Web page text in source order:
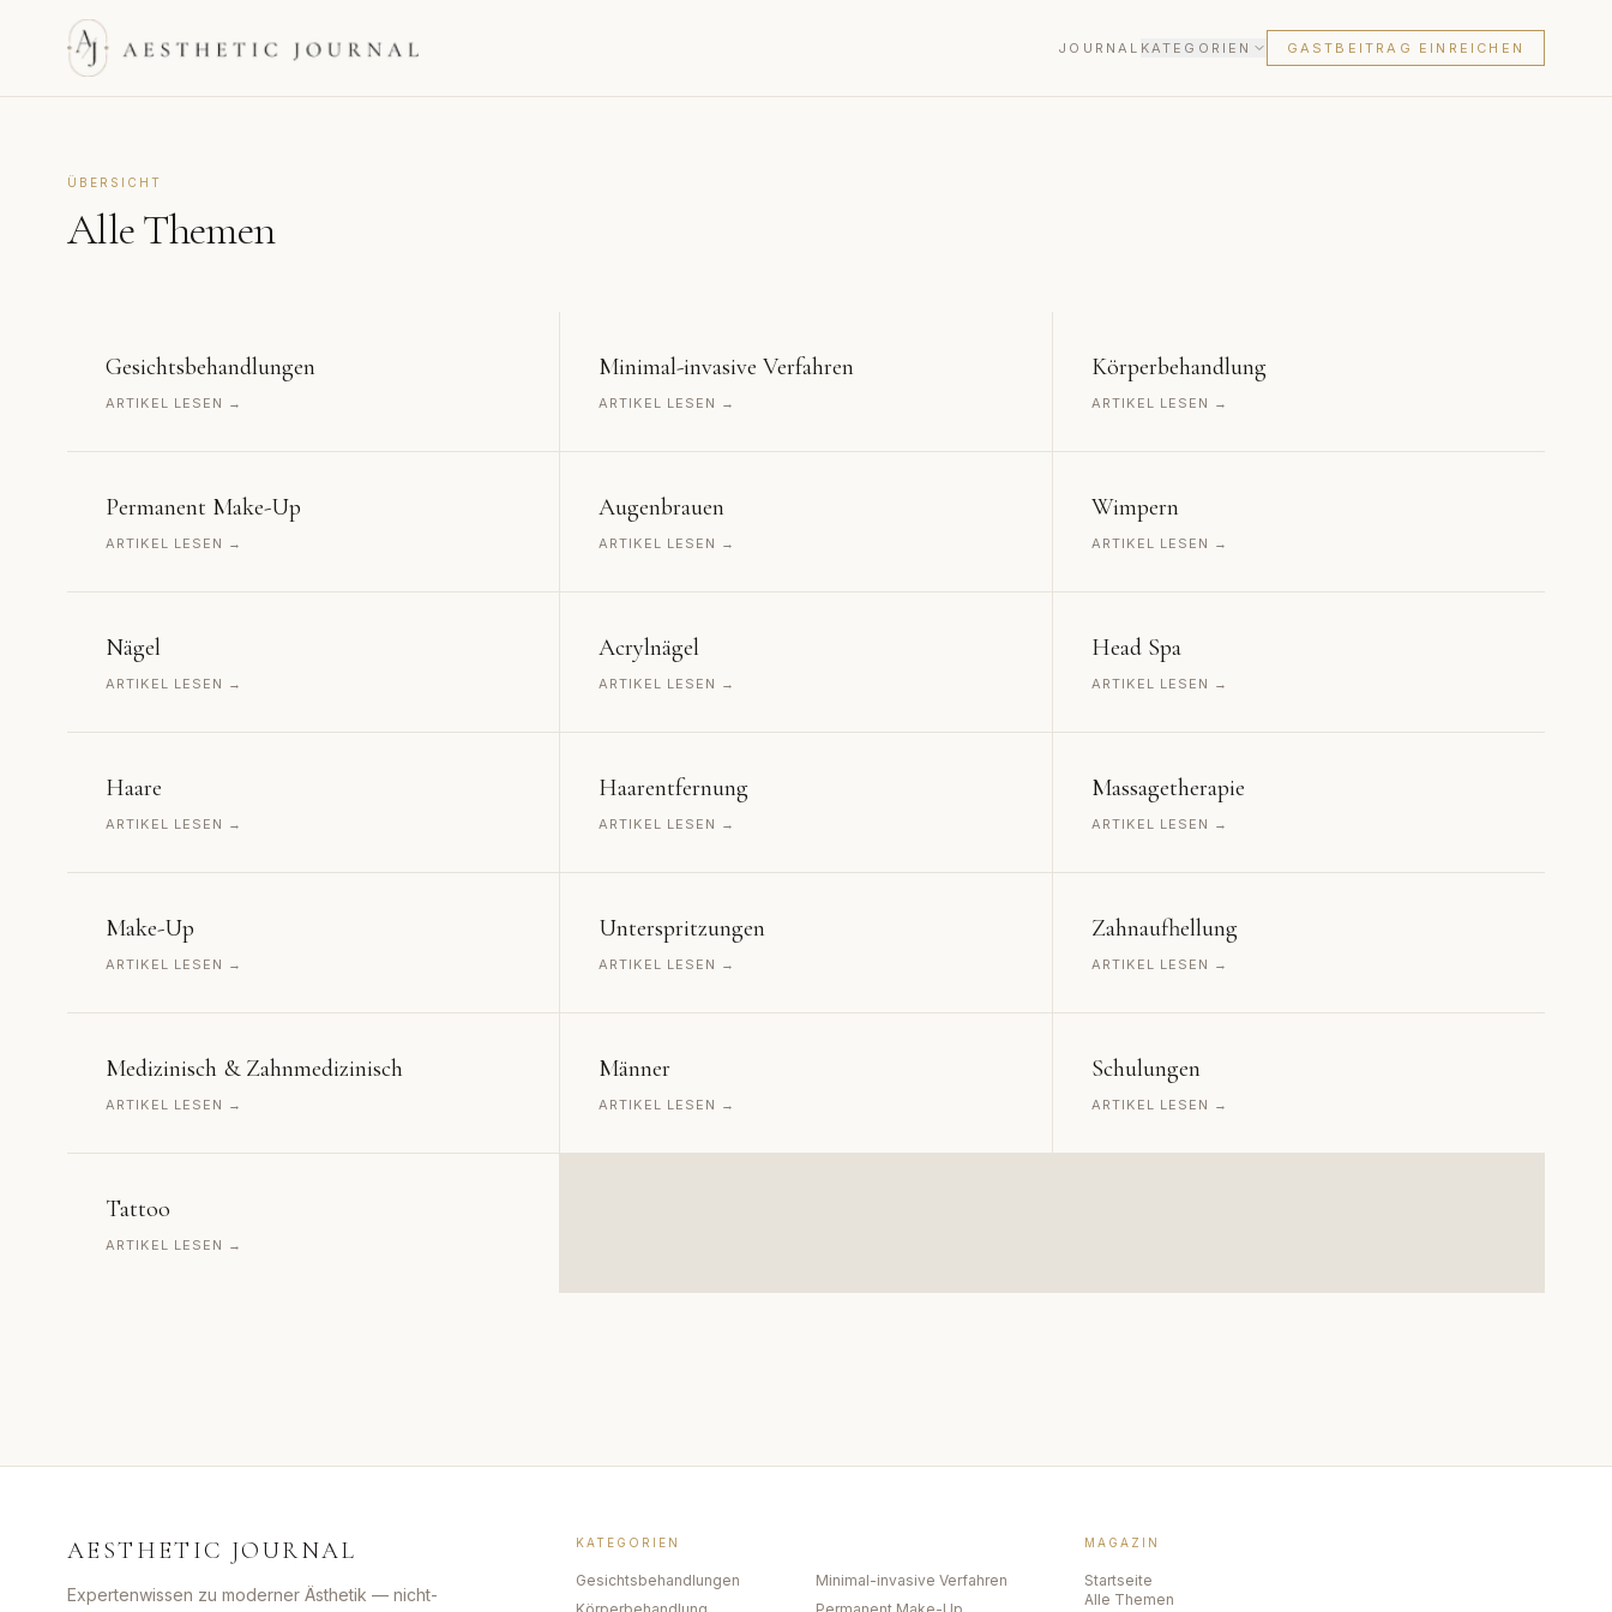
JOURNAL KATEGORIEN GASTBEITRAG EINREICHEN
ÜBERSICHT
Alle Themen
Gesichtsbehandlungen
ARTIKEL LESEN →
Minimal-invasive Verfahren
ARTIKEL LESEN →
Körperbehandlung
ARTIKEL LESEN →
Permanent Make-Up
ARTIKEL LESEN →
Augenbrauen
ARTIKEL LESEN →
Wimpern
ARTIKEL LESEN →
Nägel
ARTIKEL LESEN →
Acrylnägel
ARTIKEL LESEN →
Head Spa
ARTIKEL LESEN →
Haare
ARTIKEL LESEN →
Haarentfernung
ARTIKEL LESEN →
Massagetherapie
ARTIKEL LESEN →
Make-Up
ARTIKEL LESEN →
Unterspritzungen
ARTIKEL LESEN →
Zahnaufhellung
ARTIKEL LESEN →
Medizinisch & Zahnmedizinisch
ARTIKEL LESEN →
Männer
ARTIKEL LESEN →
Schulungen
ARTIKEL LESEN →
Tattoo
ARTIKEL LESEN →
AESTHETIC JOURNAL
Expertenwissen zu moderner Ästhetik — nicht-
KATEGORIEN
Gesichtsbehandlungen
Minimal-invasive Verfahren
MAGAZIN
Startseite
Alle Themen